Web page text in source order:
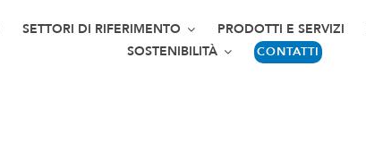
SETTORI DI RIFERIMENTO PRODOTTI E SERVIZI
SOSTENIBILITÀ
CONTATTI